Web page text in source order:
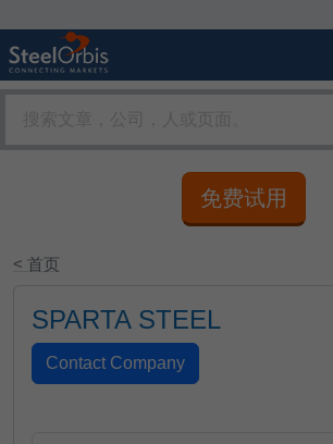
免费试用
< 首页
SPARTA STEEL